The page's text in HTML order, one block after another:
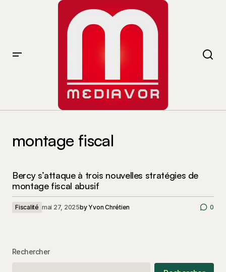
montage fiscal
Bercy s’attaque à trois nouvelles stratégies de
montage fiscal abusif
Fiscalité mai 27, 2025byYvon Chrétien 0
Rechercher